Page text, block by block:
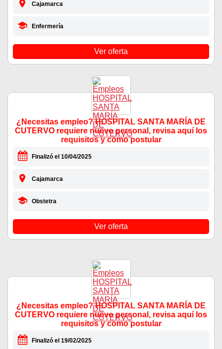
Cajamarca
Enfermería
Ver oferta
¿Necesitas empleo? HOSPITAL SANTA MARÍA DE
CUTERVO requiere nuevo personal, revisa aquí los
requisitos y como postular
Finalizó el 10/04/2025
Cajamarca
Obstetra
Ver oferta
¿Necesitas empleo? HOSPITAL SANTA MARÍA DE
CUTERVO requiere nuevo personal, revisa aquí los
requisitos y como postular
Finalizó el 19/02/2025